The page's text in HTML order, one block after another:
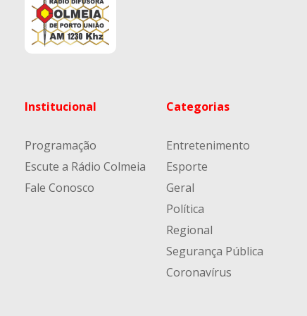
Institucional
Programação
Escute a Rádio Colmeia
Fale Conosco
Categorias
Entretenimento
Esporte
Geral
Política
Regional
Segurança Pública
Coronavírus